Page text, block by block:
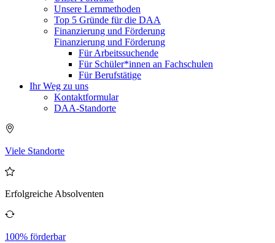
Unsere Lernmethoden
Top 5 Gründe für die DAA
Finanzierung und Förderung
Finanzierung und Förderung
Für Arbeitssuchende
Für Schüler*innen an Fachschulen
Für Berufstätige
Ihr Weg zu uns
Kontaktformular
DAA-Standorte
Viele Standorte
Erfolgreiche Absolventen
100% förderbar